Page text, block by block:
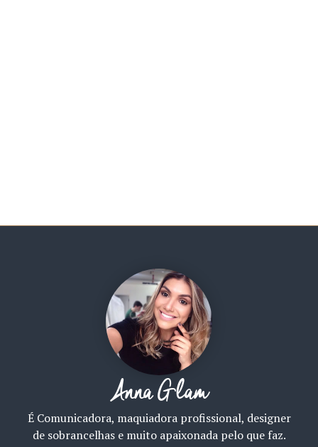
Anna Glam
É Comunicadora, maquiadora profissional, designer
de sobrancelhas e muito apaixonada pelo que faz.